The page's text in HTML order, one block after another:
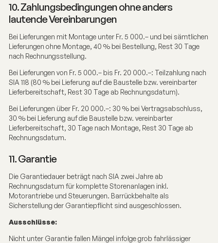
10. Zahlungsbedingungen ohne anders
lautende Vereinbarungen
Bei Lieferungen mit Montage unter Fr. 5 000.– und bei sämtlichen
Lieferungen ohne Montage, 40 % bei Bestellung, Rest 30 Tage
nach Rechnungsstellung.
Bei Lieferungen von Fr. 5 000.– bis Fr. 20 000.–: Teilzahlung nach
SIA 118 (80 % bei Lieferung auf die Baustelle bzw. vereinbarter
Lieferbereitschaft, Rest 30 Tage ab Rechnungsdatum).
Bei Lieferungen über Fr. 20 000.–: 30 % bei Vertragsabschluss,
30 % bei Lieferung auf die Baustelle bzw. vereinbarter
Lieferbereitschaft, 30 Tage nach Montage, Rest 30 Tage ab
Rechnungsdatum.
11. Garantie
Die Garantiedauer beträgt nach SIA zwei Jahre ab
Rechnungsdatum für komplette Storenanlagen inkl.
Motorantriebe und Steuerungen. Barrückbehalte als
Sicherstellung der Garantiepflicht sind ausgeschlossen.
Ausschlüsse:
Nicht unter Garantie fallen Mängel infolge grob fahrlässiger